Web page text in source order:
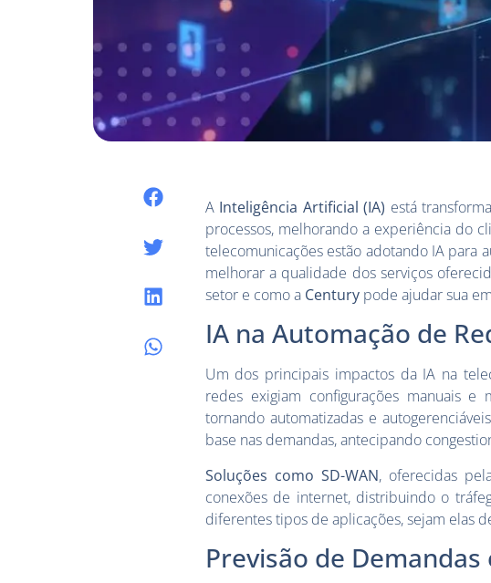
A Inteligência Artificial (IA) está
processos, melhorando a experiência do
telecomunicações estão adotando IA para
melhorar a qualidade dos serviços
setor e como a Centurypode ajudar sua
IA na Automação de
Um dos principais impactos da IA na
redes exigiam configurações manuais
tornando automatizadas e
base nas demandas, antecipando
Soluções como SD-WAN, oferecidas
conexões de internet, distribuindo o
diferentes tipos de aplicações, sejam elas
Previsão de